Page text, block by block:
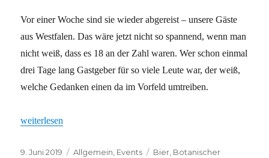
Vor einer Woche sind sie wieder abgereist – unsere Gäste
aus Westfalen. Das wäre jetzt nicht so spannend, wenn man
nicht weiß, dass es 18 an der Zahl waren. Wer schon einmal
drei Tage lang Gastgeber für so viele Leute war, der weiß,
welche Gedanken einen da im Vorfeld umtreiben.
„Mission geglückt“
weiterlesen
Veröffentlicht
9. Juni 2019 Kategorien
Allgemein Events Schlagwörter
Bier Botanischer